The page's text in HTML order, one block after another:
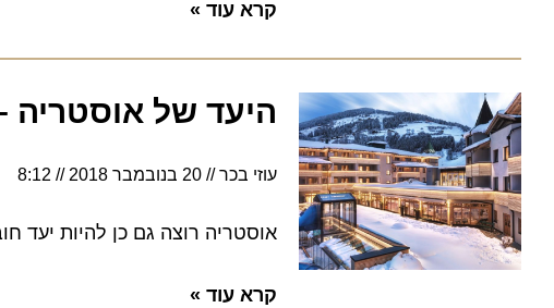
קרא עוד »
היעד של אוסטריה –
עוזי בכר 20 בנובמבר 2018 8:12
אוסטריה רוצה גם כן להיות יעד
קרא עוד »